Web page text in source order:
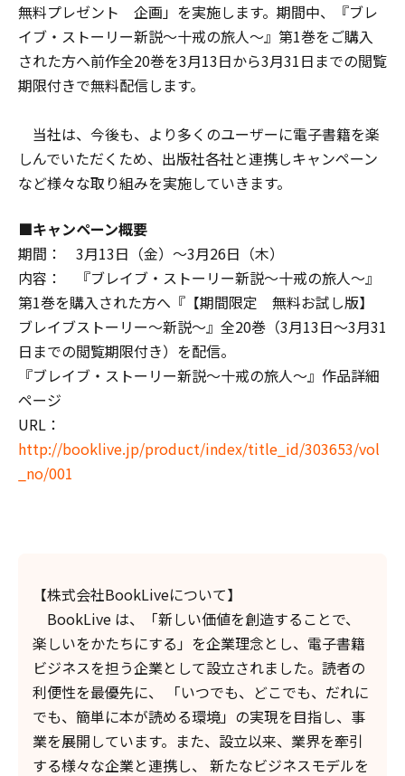
無料プレゼント 企画」を実施します。期間中、『ブレ
イブ・ストーリー新説～十戒の旅人～』第1巻をご購入
された方へ前作全20巻を3月13日から3月31日までの閲覧
期限付きで無料配信します。
当社は、今後も、より多くのユーザーに電子書籍を楽
しんでいただくため、出版社各社と連携しキャンペーン
など様々な取り組みを実施していきます。
■キャンペーン概要
期間： 3月13日（金）～3月26日（木）
内容： 『ブレイブ・ストーリー新説～十戒の旅人～』
第1巻を購入された方へ『【期間限定 無料お試し版】
ブレイブストーリー～新説～』全20巻（3月13日～3月31
日までの閲覧期限付き）を配信。
『ブレイブ・ストーリー新説～十戒の旅人～』作品詳細
ページ
URL：
http://booklive.jp/product/index/title_id/303653/vol
_no/001
【株式会社BookLiveについて】
BookLive は、「新しい価値を創造することで、
楽しいをかたちにする」を企業理念とし、電子書籍
ビジネスを担う企業として設立されました。読者の
利便性を最優先に、 「いつでも、どこでも、だれに
でも、簡単に本が読める環境」の実現を目指し、事
業を展開しています。また、設立以来、業界を牽引
する様々な企業と連携し、 新たなビジネスモデルを